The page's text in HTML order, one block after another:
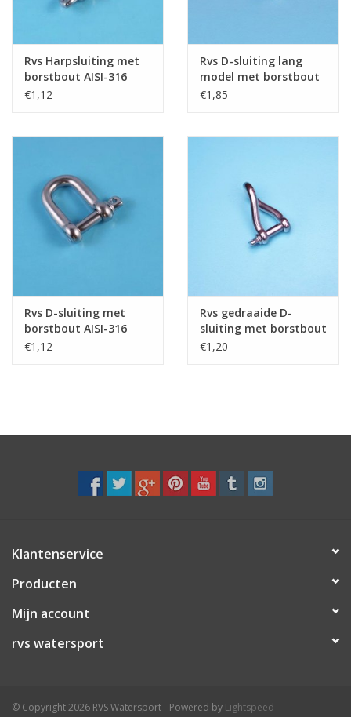
Rvs Harpsluiting met
borstbout AISI-316
€1,12
Rvs D-sluiting lang
model met borstbout
AISI-316
€1,85
Rvs D-sluiting met
borstbout AISI-316
€1,12
Rvs gedraaide D-
sluiting met borstbout
AISI-316
€1,20
Klantenservice
Producten
Mijn account
rvs watersport
© Copyright 2026 RVS Watersport - Powered by Lightspeed